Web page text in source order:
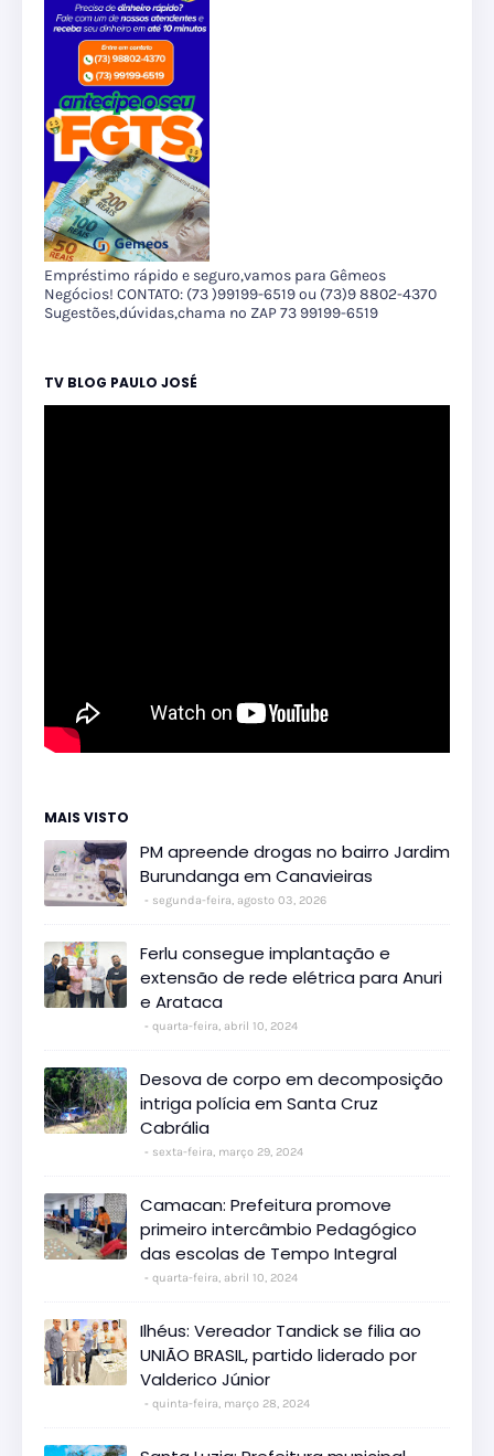
Empréstimo rápido e seguro,vamos para Gêmeos
Negócios! CONTATO: (73 )99199-6519 ou (73)9 8802-4370
Sugestões,dúvidas,chama no ZAP 73 99199-6519
TV BLOG PAULO JOSÉ
MAIS VISTO
PM apreende drogas no bairro Jardim
Burundanga em Canavieiras
segunda-feira, agosto 03, 2026
Ferlu consegue implantação e
extensão de rede elétrica para Anuri
e Arataca
quarta-feira, abril 10, 2024
Desova de corpo em decomposição
intriga polícia em Santa Cruz
Cabrália
sexta-feira, março 29, 2024
Camacan: Prefeitura promove
primeiro intercâmbio Pedagógico
das escolas de Tempo Integral
quarta-feira, abril 10, 2024
Ilhéus: Vereador Tandick se filia ao
UNIÃO BRASIL, partido liderado por
Valderico Júnior
quinta-feira, março 28, 2024